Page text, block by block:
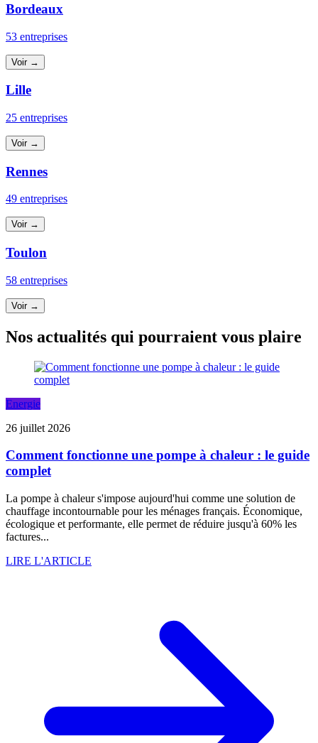
Bordeaux
53 entreprises
Voir →
Lille
25 entreprises
Voir →
Rennes
49 entreprises
Voir →
Toulon
58 entreprises
Voir →
Nos actualités qui pourraient vous plaire
Energie
26 juillet 2026
Comment fonctionne une pompe à chaleur : le guide
complet
La pompe à chaleur s'impose aujourd'hui comme une solution de
chauffage incontournable pour les ménages français. Économique,
écologique et performante, elle permet de réduire jusqu'à 60% les
factures...
LIRE L'ARTICLE